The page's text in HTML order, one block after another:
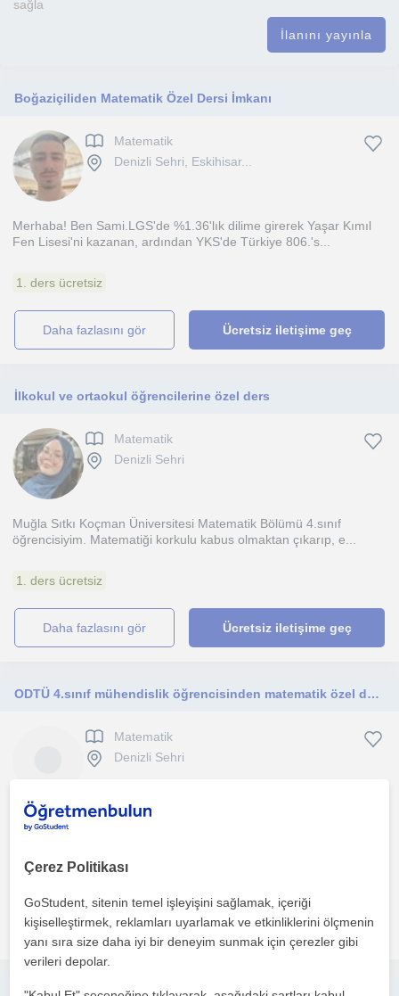
sağla
İlanını yayınla
Boğaziçiliden Matematik Özel Dersi İmkanı
Matematik
Denizli Sehri, Eskihisar...
Merhaba! Ben Sami.LGS'de %1.36'lık dilime girerek Yaşar Kımıl
Fen Lisesi'ni kazanan, ardından YKS'de Türkiye 806.'s...
1. ders ücretsiz
daha fazlasını gör Ücretsiz iletişime geç
İlkokul ve ortaokul öğrencilerine özel ders
Matematik
Denizli Sehri
Muğla Sıtkı Koçman Üniversitesi Matematik Bölümü 4.sınıf
öğrencisiyim. Matematiği korkulu kabus olmaktan çıkarıp, e...
1. ders ücretsiz
daha fazlasını gör Ücretsiz iletişime geç
ODTÜ 4.sınıf mühendislik öğrencisinden matematik özel ders
Matematik
Denizli Sehri
Merhaba, ben Zeynep Ceren. ODTÜ'de 4.sınıf mühendislik
1. ders ücretsiz
daha fazlasını gör Ücretsiz iletişime geç
Çerez Politikası
GoStudent, sitenin temel işleyişini sağlamak, içeriği
kişiselleştirmek, reklamları uyarlamak ve etkinliklerini ölçmenin
yanı sıra size daha iyi bir deneyim sunmak için çerezler gibi
verileri depolar.